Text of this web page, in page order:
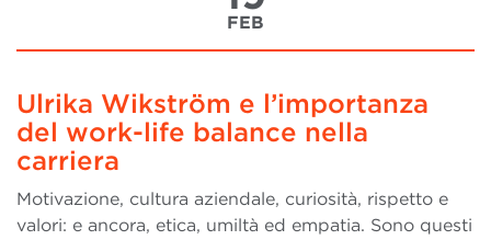
FEB
Ulrika Wikström e l’importanza
del work-life balance nella
carriera
Motivazione, cultura aziendale, curiosità, rispetto e
valori: e ancora, etica, umiltà ed empatia. Sono questi